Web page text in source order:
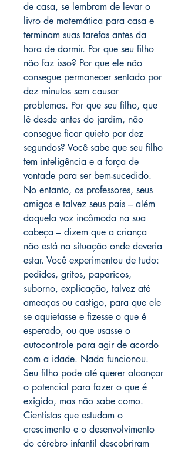
de casa, se lembram de levar o
livro de matemática para casa e
terminam suas tarefas antes da
hora de dormir. Por que seu filho
não faz isso? Por que ele não
consegue permanecer sentado por
dez minutos sem causar
problemas. Por que seu filho, que
lê desde antes do jardim, não
consegue ficar quieto por dez
segundos? Você sabe que seu filho
tem inteligência e a força de
vontade para ser bem-sucedido.
No entanto, os professores, seus
amigos e talvez seus pais – além
daquela voz incômoda na sua
cabeça – dizem que a criança
não está na situação onde deveria
estar. Você experimentou de tudo:
pedidos, gritos, paparicos,
suborno, explicação, talvez até
ameaças ou castigo, para que ele
se aquietasse e fizesse o que é
esperado, ou que usasse o
autocontrole para agir de acordo
com a idade. Nada funcionou.
Seu filho pode até querer alcançar
o potencial para fazer o que é
exigido, mas não sabe como.
Cientistas que estudam o
crescimento e o desenvolvimento
do cérebro infantil descobriram